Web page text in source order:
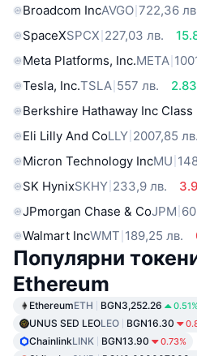
Broadcom IncAVGO 722,36
SpaceXSPCX 227,03 лв.
Meta Platforms, Inc.META
Tesla, Inc.TSLA 557 лв.
Berkshire Hathaway Inc Class
Eli Lilly And CoLLY 2007,85 лв.
Micron Technology IncMU
SK HynixSKHY 233,9 лв.
JPmorgan Chase & CoJPM
Walmart IncWMT 189,25 лв.
Популярни
Ethereum
EthereumETH BGN3,252.26
UNUS SED LEOLEO BGN16.30
ChainlinkLINK BGN13.90 0.73%